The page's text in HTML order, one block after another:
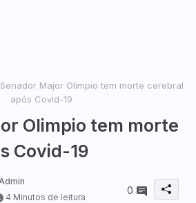
Senador Major Olimpio tem morte cerebral
após Covid-19
Olimpio tem morte
Covid-19
Admin
4 Minutos de leitura
0